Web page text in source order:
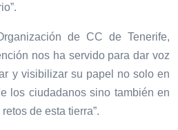
de CC de Tenerife,
nos ha servido para dar voz
y visibilizar su papel no solo en
los ciudadanos sino también en
de esta tierra”.